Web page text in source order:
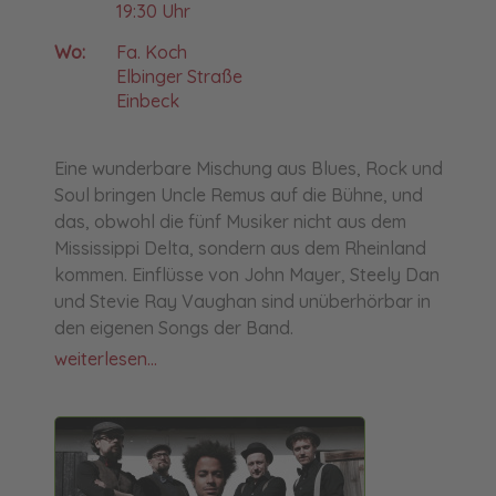
19:30 Uhr
Wo:
Fa. Koch
Elbinger Straße
Einbeck
Eine wunderbare Mischung aus Blues, Rock und
Soul bringen Uncle Remus auf die Bühne, und
das, obwohl die fünf Musiker nicht aus dem
Mississippi Delta, sondern aus dem Rheinland
kommen. Einflüsse von John Mayer, Steely Dan
und Stevie Ray Vaughan sind unüberhörbar in
den eigenen Songs der Band.
weiterlesen...